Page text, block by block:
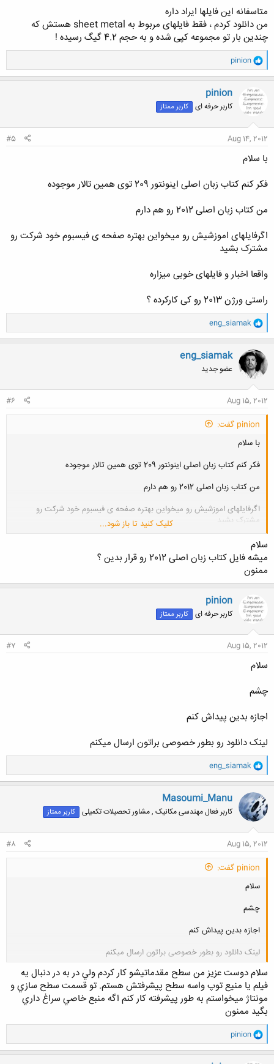
متاسفانه این فایلها ایراد داره
من دانلود کردم ، فقط فایلهای مربوط به sheet metal هستش که
چندین بار تو مجموعه کپی شده و به حجم 4.2 گیگ رسیده !
و
ا
ک
ن
ش
ه
ا
pinion
pinion
کاربر حرفه ای کاربر ممتاز
Aug 14, 2012
#5
با سلام
فکر کنم کتاب زبان اصلی اینونتور 209 توی همین تالار موجوده
من کتاب زبان اصلی 2012 رو هم دارم
اگرفایلهای اموزشیش رو میخواین بهتره صفحه ی فیسبوم خود شرکت رو
مشترک بشید
واقعا اخبار و فایلهای خوبی میزاره
راستی ورژن 2013 رو کی کارکرده ؟
و
ا
ک
ن
ش
ه
ا
eng_siamak
eng_siamak
عضو جدید
Aug 15, 2012
#6
pinion گفت:
با سلام
فکر کنم کتاب زبان اصلی اینونتور 209 توی همین تالار موجوده
من کتاب زبان اصلی 2012 رو هم دارم
اگرفایلهای اموزشیش رو میخواین بهتره صفحه ی فیسبوم خود شرکت رو
مشترک بشید
واقعا اخبار و فایلهای خوبی میزاره
راستی ورژن 2013 رو کی کارکرده ؟
کلیک کنید تا باز شود...
سلام
میشه فایل کتاب زبان اصلی 2012 رو قرار بدین ؟
ممنون
pinion
کاربر حرفه ای کاربر ممتاز
Aug 15, 2012
#7
سلام
چشم
اجازه بدین پیداش کنم
لینک دانلود رو بطور خصوصی براتون ارسال میکنم
و
ا
ک
ن
ش
ه
ا
eng_siamak
Masoumi_Manu
کاربر فعال مهندسی مکانیک , مشاور تحصیلات تکمیلی کاربر ممتاز
Aug 15, 2012
#8
pinion گفت:
سلام
چشم
اجازه بدین پیداش کنم
لینک دانلود رو بطور خصوصی براتون ارسال میکنم
کلیک کنید تا باز شود...
سلام دوست عزيز من سطح مقدماتيشو كار كردم ولي در به در دنبال يه
فيلم يا منيع توپ واسه سطح پيشرفتش هستم. تو قسمت سطح سازي و
مونتاژ ميخواستم به طور پيشرفته كار كنم اگه منبع خاصي سراغ داري
بگيد ممنون
و
ا
ک
pinion